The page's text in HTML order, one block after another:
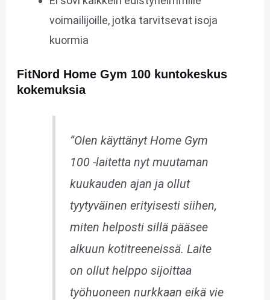
voimailijoille, jotka tarvitsevat isoja
kuormia
FitNord Home Gym 100 kuntokeskus
kokemuksia
”Olen käyttänyt Home Gym
100 -laitetta nyt muutaman
kuukauden ajan ja ollut
tyytyväinen erityisesti siihen,
miten helposti sillä pääsee
alkuun kotitreeneissä. Laite
on ollut helppo sijoittaa
työhuoneen nurkkaan eikä vie